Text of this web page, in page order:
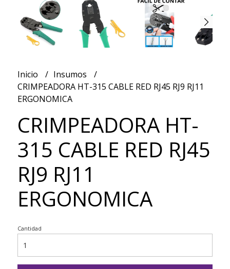
Inicio
Insumos
CRIMPEADORA HT-315 CABLE RED RJ45 RJ9 RJ11
ERGONOMICA
CRIMPEADORA HT-
315 CABLE RED RJ45
RJ9 RJ11
ERGONOMICA
Cantidad